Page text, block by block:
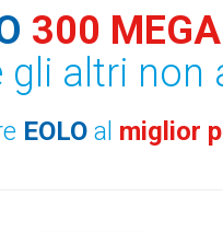
300 MEGA
gli altri non
EOLO al miglior